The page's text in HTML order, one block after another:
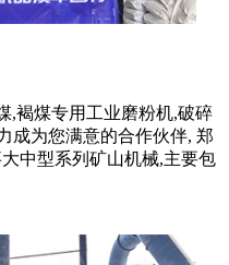
,褐煤专用工业磨粉机,破碎
成为您满意的合作伙伴, 郑
中型系列矿山机械,主要包